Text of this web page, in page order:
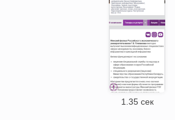
1.35 сек